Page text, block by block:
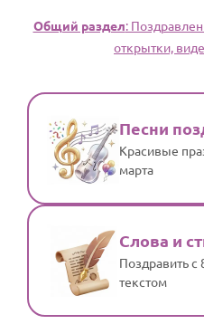
По именам
Общий раздел:
открытки,
Песни
Красивые
марта
Слова и
Поздравить
текстом